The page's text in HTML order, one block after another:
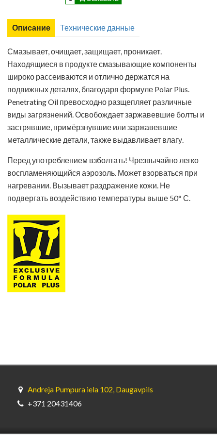
Описание Технические данные
Смазывает, очищает, защищает, проникает.
Находящиеся в продукте смазывающие компоненты
широко рассеиваются и отлично держатся на
подвижных деталях, благодаря формуле Polar Plus.
Penetrating Oil превосходно разщепляет различные
виды загрязнений. Освобождает заржавевшие болты и
застрявшие, примёрзнувшие или заржавевшие
металлические детали, также выдавливает влагу.
Перед употреблением взболтать! Чрезвычайно легко
воспламеняющийся аэрозоль. Может взорваться при
нагревании. Вызывает раздражение кожи. Не
подвергать воздействию температуры выше 50° С.
Лист технических данных
Паспорт безопасности химической продукции
Andreja Pumpura iela 102, Daugavpils
+371 20431406